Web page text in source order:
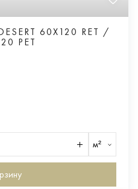
60X120 RET /
РЕТ
м²